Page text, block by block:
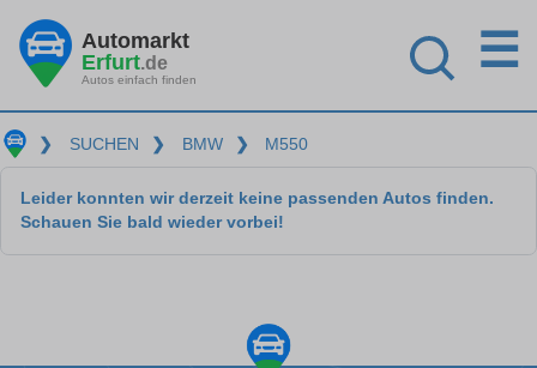
Automarkt
Erfurt.de
Autos einfach finden
☰
❯ SUCHEN ❯ BMW ❯ M550
Leider konnten wir derzeit keine passenden Autos finden.
Schauen Sie bald wieder vorbei!